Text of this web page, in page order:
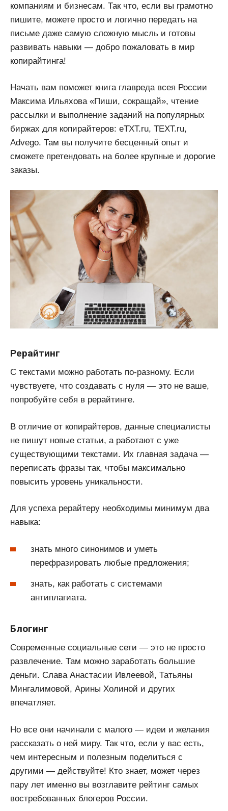
компаниям и бизнесам. Так что, если вы грамотно
пишите, можете просто и логично передать на
письме даже самую сложную мысль и готовы
развивать навыки — добро пожаловать в мир
копирайтинга!
Начать вам поможет книга главреда всея России
Максима Ильяхова «Пиши, сокращай», чтение
рассылки и выполнение заданий на популярных
биржах для копирайтеров: eTXT.ru, TEXT.ru,
Advego. Там вы получите бесценный опыт и
сможете претендовать на более крупные и дорогие
заказы.
Рерайтинг
С текстами можно работать по-разному. Если
чувствуете, что создавать с нуля — это не ваше,
попробуйте себя в рерайтинге.
В отличие от копирайтеров, данные специалисты
не пишут новые статьи, а работают с уже
существующими текстами. Их главная задача —
переписать фразы так, чтобы максимально
повысить уровень уникальности.
Для успеха рерайтеру необходимы минимум два
навыка:
знать много синонимов и уметь
перефразировать любые предложения;
знать, как работать с системами
антиплагиата.
Блогинг
Современные социальные сети — это не просто
развлечение. Там можно заработать большие
деньги. Слава Анастасии Ивлеевой, Татьяны
Мингалимовой, Арины Холиной и других
впечатляет.
Но все они начинали с малого — идеи и желания
рассказать о ней миру. Так что, если у вас есть,
чем интересным и полезным поделиться с
другими — действуйте! Кто знает, может через
пару лет именно вы возглавите рейтинг самых
востребованных блогеров России.